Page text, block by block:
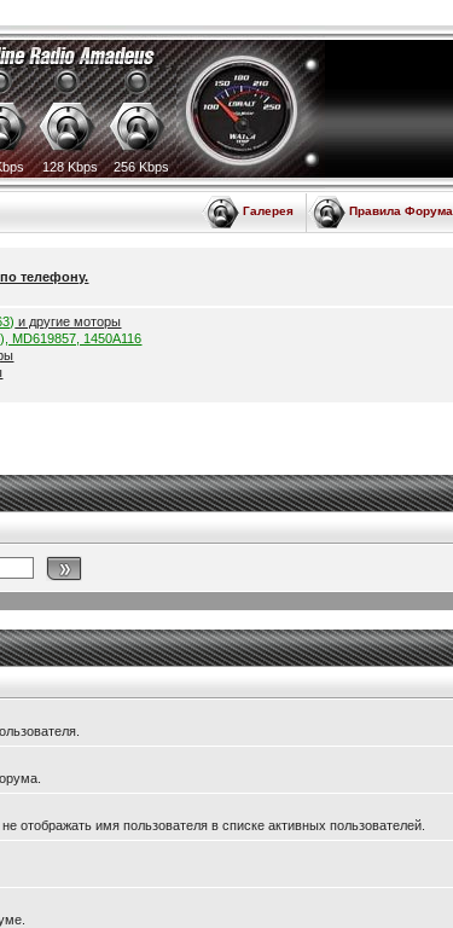
128 Kbps 256 Kbps
Правила Форума
Галерея
телефону.
и другие моторы
MD619857, 1450A116
отображать имя пользователя в списке активных пользователей.